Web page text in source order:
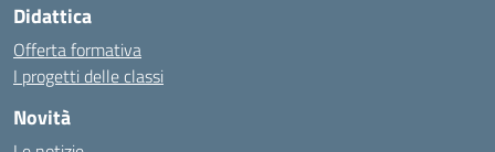
Didattica
Offerta formativa
I progetti delle classi
Novità